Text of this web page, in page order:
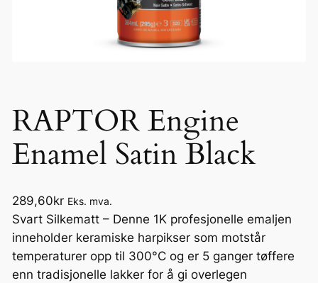
RAPTOR Engine
Enamel Satin Black
289,60kr Eks. mva.
Svart Silkematt – Denne 1K profesjonelle emaljen
inneholder keramiske harpikser som motstår
temperaturer opp til 300°C og er 5 ganger tøffere
enn tradisjonelle lakker for å gi overlegen